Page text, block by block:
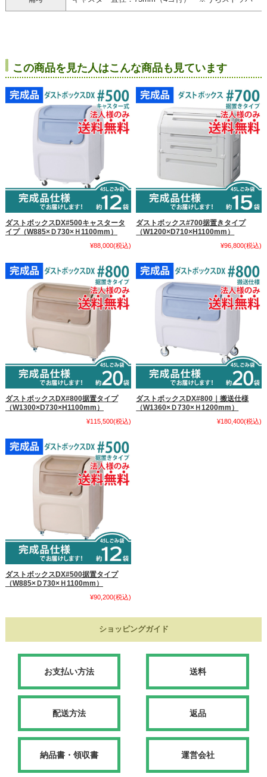
この商品を見た人はこんな商品も見ています
ダストボックスDX#500キャスタータ
イプ（W885×Ｄ730×Ｈ1100mm）
¥88,000(税込)
ダストボックス#700据置きタイプ
（W1200×D710×H1100mm）
¥96,800(税込)
ダストボックスDX#800据置タイプ
（W1300×D730×H1100mm）
¥115,500(税込)
ダストボックスDX#800｜搬送仕様
（W1360×Ｄ730×Ｈ1200mm）
¥180,400(税込)
ダストボックスDX#500据置タイプ
（W885×Ｄ730×Ｈ1100mm）
¥90,200(税込)
ショッピングガイド
お支払い方法 送料
配送方法 返品
納品書・領収書 運営会社